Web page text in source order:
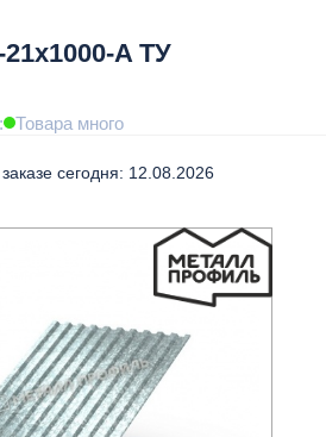
A ТУ
Товара много
сегодня: 12.08.2026